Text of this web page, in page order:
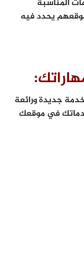
المناسبة
يحدد فيه
جديدة ورائعة
في موقعك